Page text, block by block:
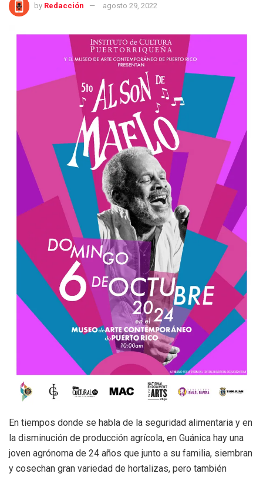
by Redacción agosto 29, 2022
En tiempos donde se habla de la seguridad alimentaria y en
la disminución de producción agrícola, en Guánica hay una
joven agrónoma de 24 años que junto a su familia, siembran
y cosechan gran variedad de hortalizas, pero también